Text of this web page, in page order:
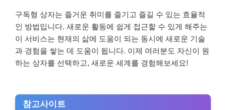
구독형 상자는 즐거운 취미를 즐기고 즐길 수 있는 효율적
인 방법입니다. 새로운 활동에 쉽게 접근할 수 있게 해주는
이 서비스는 현재의 삶에 도움이 되는 동시에 새로운 기술
과 경험을 쌓는 데 도움이 됩니다. 이제 여러분도 자신이 원
하는 상자를 선택하고, 새로운 세계를 경험해보세요!
참고사이트